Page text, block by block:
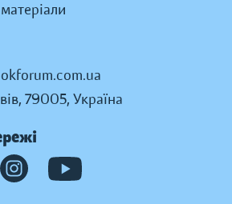
79005, Україна